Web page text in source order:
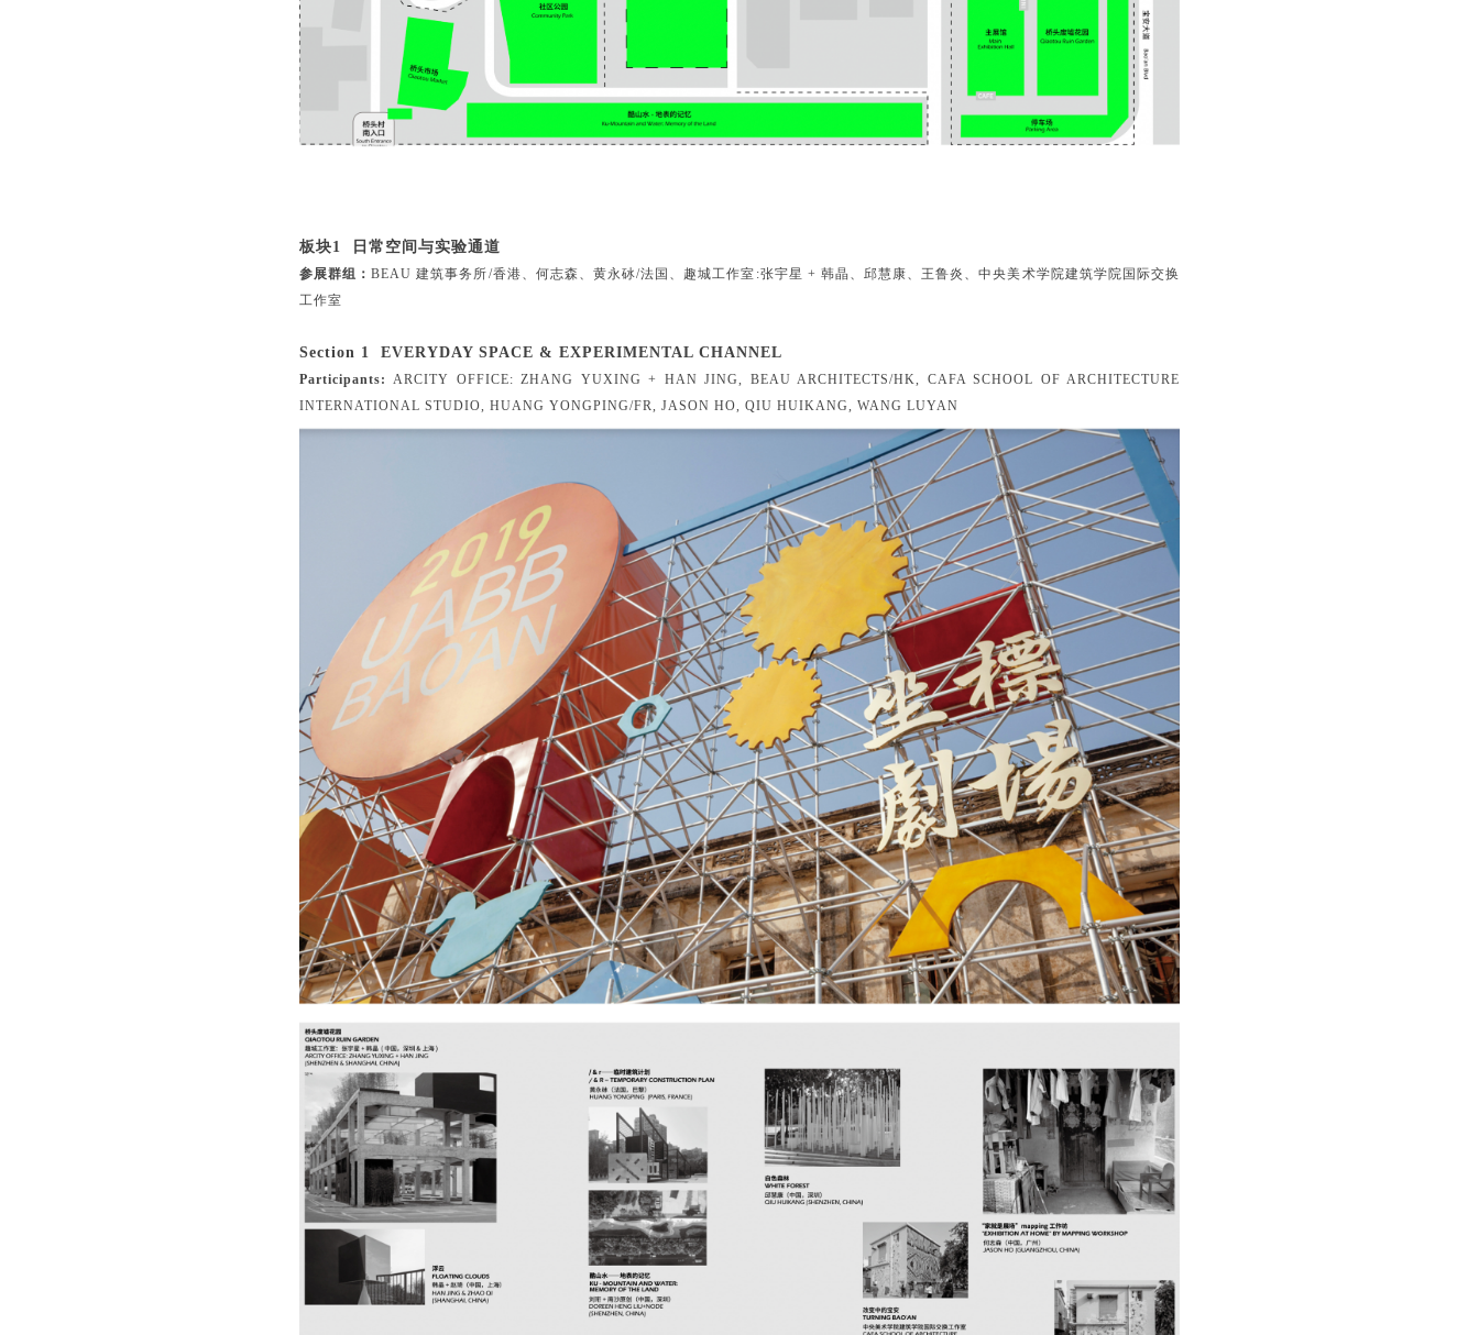
板块1 日常空间与实验通道
参展群组：BEAU 建筑事务所/香港、何志森、黄永砅/法国、趣城工作室:张宇星 + 韩晶、邱慧康、王鲁炎、中央美术学院建筑学院国际交换
工作室
Section 1 EVERYDAY SPACE & EXPERIMENTAL CHANNEL
Participants:ARCITY OFFICE: ZHANG YUXING + HAN JING, BEAU ARCHITECTS/HK, CAFA SCHOOL OF ARCHITECTURE
INTERNATIONAL STUDIO, HUANG YONGPING/FR, JASON HO, QIU HUIKANG, WANG LUYAN